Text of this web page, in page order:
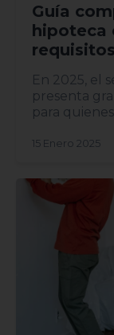
Guía
hipoteca
En 2025, el
presenta
para
15 Enero 2025